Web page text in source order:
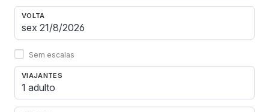
VOLTA
Sem escalas
VIAJANTES
1 adulto